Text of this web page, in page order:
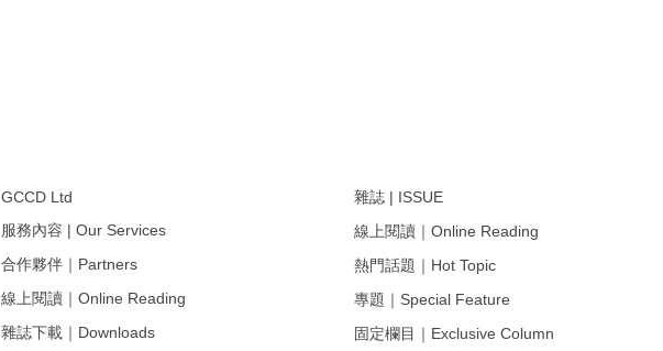
GCCD Ltd
服務內容 | Our Services
合作夥伴｜Partners
線上閱讀｜Online Reading
雜誌下載｜Downloads
雜誌 | ISSUE
線上閱讀｜Online Reading
熱門話題｜Hot Topic
專題｜Special Feature
固定欄目｜Exclusive Column